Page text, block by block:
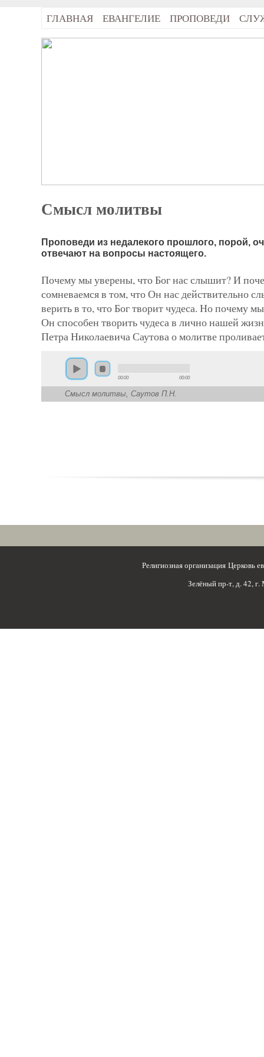
ГЛАВНАЯ ЕВАНГЕЛИЕ ПРОПОВЕДИ
Смысл молитвы
Проповеди из недалекого прошлого, порой,
отвечают на вопросы настоящего.
Почему мы уверены, что Бог нас слышит? И
сомневаемся в том, что Он нас действительно
верить в то, что Бог творит чудеса. Но почему
Он способен творить чудеса в лично нашей
Петра Николаевича Саутова о молитве
00:00 00:00
Смысл молитвы, Саутов П.Н.
Религиозная организация
Зелёный пр-т, д. 42,